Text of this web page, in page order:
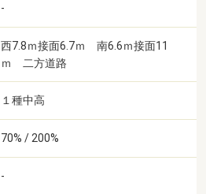
-
西7.8ｍ接面6.7ｍ 南6.6ｍ接面11
ｍ 二方道路
１種中高
70% / 200%
-